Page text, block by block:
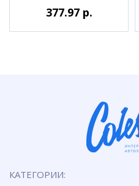
377.97 р.
КАТЕГОРИИ: